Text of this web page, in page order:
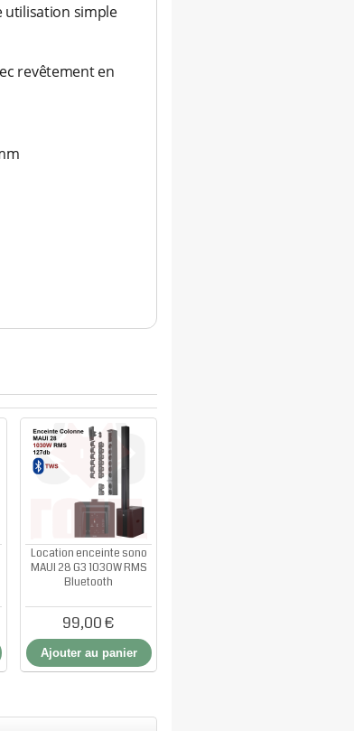
utilisation simple
revêtement en
Location enceinte sono
MAUI 28 G3 1030W RMS
Bluetooth
99,00 €
Ajouter au panier